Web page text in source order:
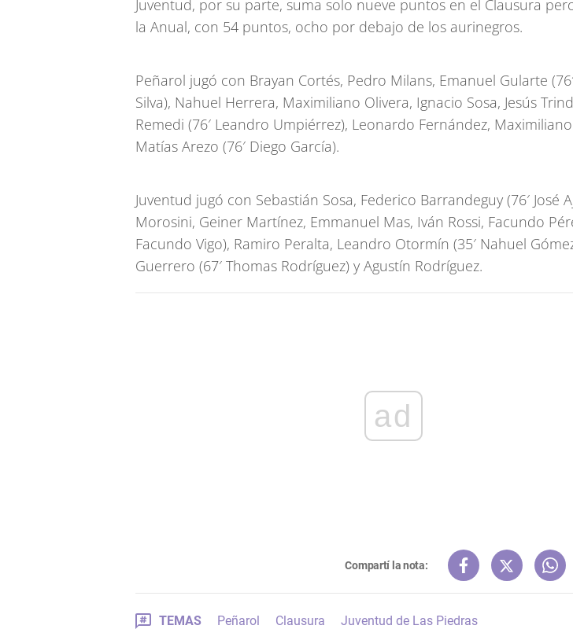
Juventud, por su parte, suma solo nueve puntos en el Clausura
la Anual, con 54 puntos, ocho por debajo de los aurinegros.
Peñarol jugó con Brayan Cortés, Pedro Milans, Emanuel Gularte
Silva), Nahuel Herrera, Maximiliano Olivera, Ignacio Sosa, Jesús
Remedi (76′ Leandro Umpiérrez), Leonardo Fernández,
Matías Arezo (76′ Diego García).
Juventud jugó con Sebastián Sosa, Federico Barrandeguy (76′ José
Morosini, Geiner Martínez, Emmanuel Mas, Iván Rossi, Facundo
Facundo Vigo), Ramiro Peralta, Leandro Otormín (35′ Nahuel
Guerrero (67′ Thomas Rodríguez) y Agustín Rodríguez.
ad
Compartí la nota:
TEMAS Peñarol Clausura Juventud de Las Piedras